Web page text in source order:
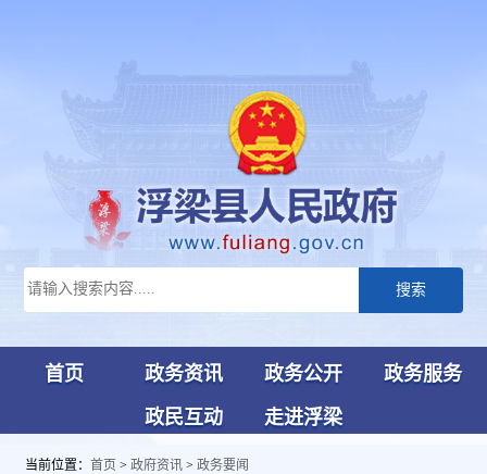
搜索
首页 政务资讯 政务公开
政务服务
政民互动
走进浮梁
当前位置： 首页 > 政府资讯 > 政务要闻